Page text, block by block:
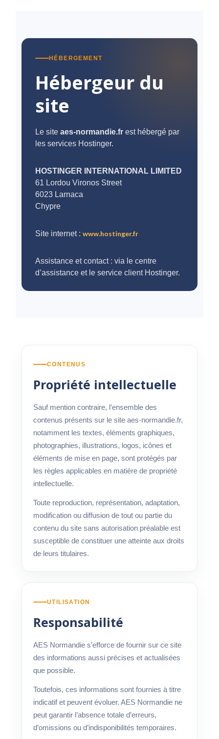
HÉBERGEMENT
Hébergeur du
site
Le site aes-normandie.fr est hébergé par
les services Hostinger.
HOSTINGER INTERNATIONAL LIMITED
61 Lordou Vironos Street
6023 Larnaca
Chypre
Site internet : www.hostinger.fr
Assistance et contact : via le centre
d’assistance et le service client Hostinger.
CONTENUS
Propriété intellectuelle
Sauf mention contraire, l’ensemble des
contenus présents sur le site aes-normandie.fr,
notamment les textes, éléments graphiques,
photographies, illustrations, logos, icônes et
éléments de mise en page, sont protégés par
les règles applicables en matière de propriété
intellectuelle.
Toute reproduction, représentation, adaptation,
modification ou diffusion de tout ou partie du
contenu du site sans autorisation préalable est
susceptible de constituer une atteinte aux droits
de leurs titulaires.
UTILISATION
Responsabilité
AES Normandie s’efforce de fournir sur ce site
des informations aussi précises et actualisées
que possible.
Toutefois, ces informations sont fournies à titre
indicatif et peuvent évoluer. AES Normandie ne
peut garantir l’absence totale d’erreurs,
d’omissions ou d’indisponibilités temporaires.